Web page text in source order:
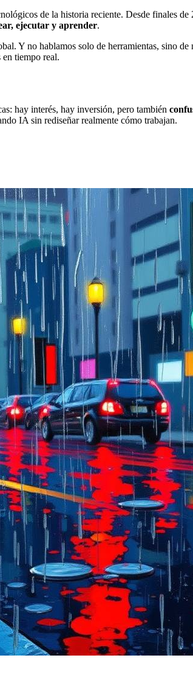
de la historia reciente. Desde finales
ejecutar y aprender.
Y no hablamos solo de herramientas, sino
tiempo real.
hay interés, hay inversión, pero también
IA sin rediseñar realmente cómo trabajan.